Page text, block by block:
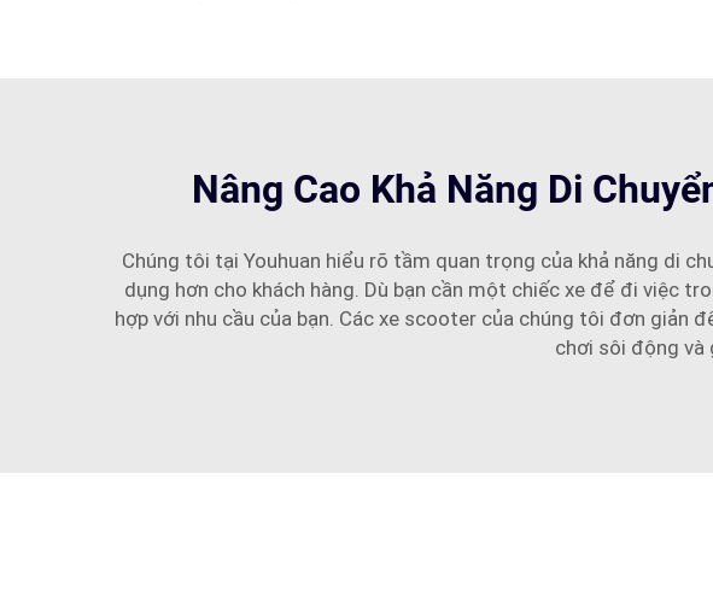
Nâng Cao Khả Năng Di
Chúng tôi tại Youhuan hiểu rõ tầm quan trọng của khả năng di
dụng hơn cho khách hàng. Dù bạn cần một chiếc xe để đi việc
hợp với nhu cầu của bạn. Các xe scooter của chúng tôi đơn giản
chơi sôi động và